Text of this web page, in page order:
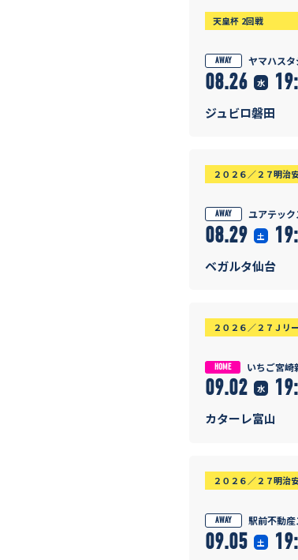
天皇杯 2回戦
AWAY ヤマハスタ
08.26 水
ジュビロ磐田
２０２６／２７明治
AWAY ユアテッ
08.29 土
ベガルタ仙台
２０２６／２７Ｊリ
HOME いちご宮崎
09.02 水
カターレ富山
２０２６／２７明治
AWAY 駅前不動産
09.05 土